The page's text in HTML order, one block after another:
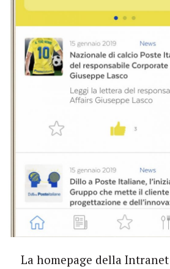
La homepage della